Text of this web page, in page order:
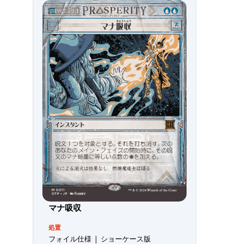
マナ吸収
処置
フォイル仕様 | ショーケース版